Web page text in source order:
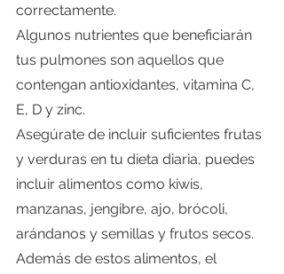
correctamente.
Algunos nutrientes que beneficiarán
tus pulmones son aquellos que
contengan antioxidantes, vitamina C,
E, D y zinc.
Asegúrate de incluir suficientes frutas
y verduras en tu dieta diaria, puedes
incluir alimentos como kiwis,
manzanas, jengibre, ajo, brócoli,
arándanos y semillas y frutos secos.
Además de estos alimentos, el